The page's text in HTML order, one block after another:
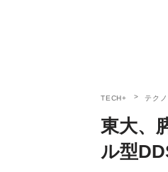
TECH+ テク
東大、
ル型